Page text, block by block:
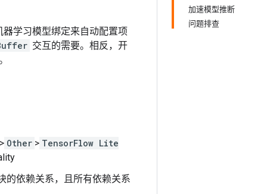
加速模型推断
问题排查
学习模型绑定来自动配置项
交互的需要。相反，开
> Other > TensorFlow Lite
的依赖关系，且所有依赖关系